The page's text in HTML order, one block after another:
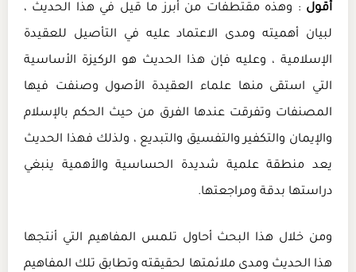
أقول : وهذه مقتطفات من أبرز ما قيل في هذا الحديث ،
لبيان أهميته ومدى الاعتماد عليه في التأصيل للعقيدة
الإسلامية ، وعليه فإن هذا الحديث هو الركيزة الأساسية
التي استقى منها علماء العقيدة الأصول وصنفت فيها
المصنفات وتفرقت عندها الفرق من حيث الحكم بالإسلام
والإيمان والتكفير والتفسيق والتبديع ، ولذلك فهذا الحديث
يعد منطقة علمية شديدة الحساسية والأهمية ينبغي
دراستها بدقة ومراجعتها.
ومن خلال هذا البحث أحاول تلمس المفاهيم التي أنتجها
هذا الحديث ومدى ملائمتها لحقيقته وتطابق تلك المفاهيم